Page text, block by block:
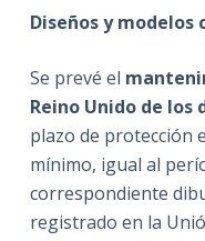
Diseños y
Se prevé el
Reino Unido de los
plazo de protección
mínimo, igual al
correspondiente
registrado en la